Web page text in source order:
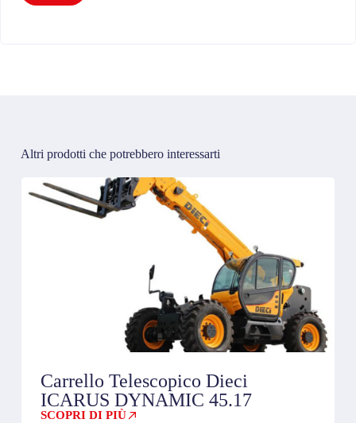
Altri prodotti che potrebbero interessarti
Carrello Telescopico Dieci
ICARUS DYNAMIC 45.17
SCOPRI DI PIÙ